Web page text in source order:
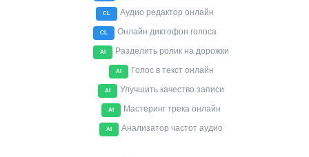
CL Аудио редактор онлайн
CL Онлайн диктофон голоса
AI Разделить ролик на дорожки
AI Голос в текст онлайн
AI Улучшить качество записи
AI Мастеринг трека онлайн
AI Анализатор частот аудио